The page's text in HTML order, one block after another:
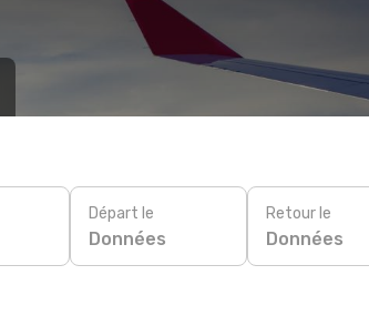
Départ le
Données
Retour le
Données